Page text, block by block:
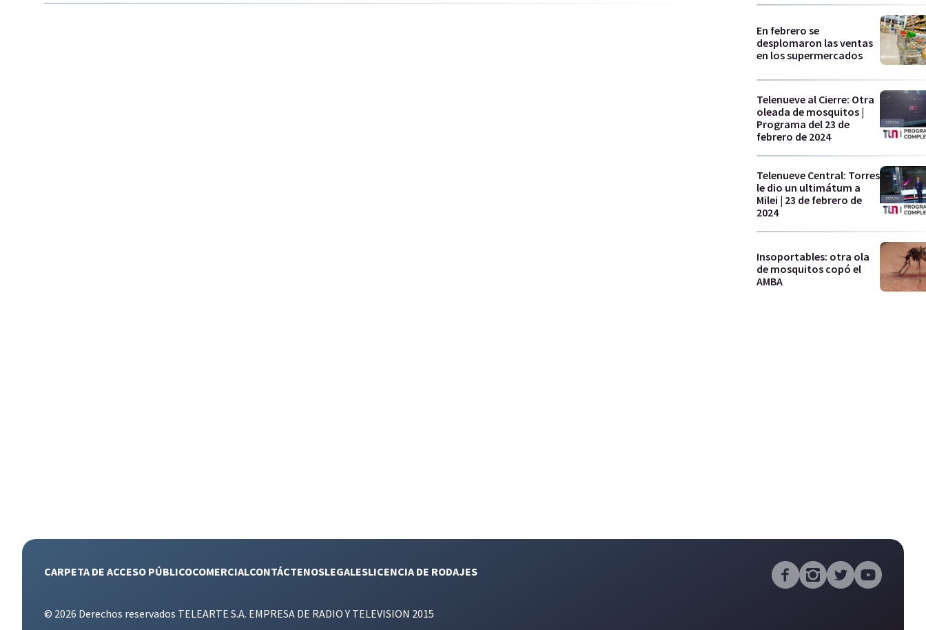
En febrero se
desplomaron las ventas
en los supermercados
Telenueve al Cierre: Otra
oleada de mosquitos |
Programa del 23 de
febrero de 2024
Telenueve Central: Torres
le dio un ultimátum a
Milei | 23 de febrero de
2024
Insoportables: otra ola
de mosquitos copó el
AMBA
CARPETA DE ACCESO PÚBLICOCOMERCIALCONTÁCTENOSLEGALESLICENCIA DE RODAJES
© 2026 Derechos reservados TELEARTE S.A. EMPRESA DE RADIO Y TELEVISION 2015